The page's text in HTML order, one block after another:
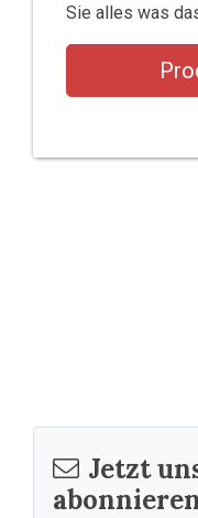
Sie alles was
Jetzt